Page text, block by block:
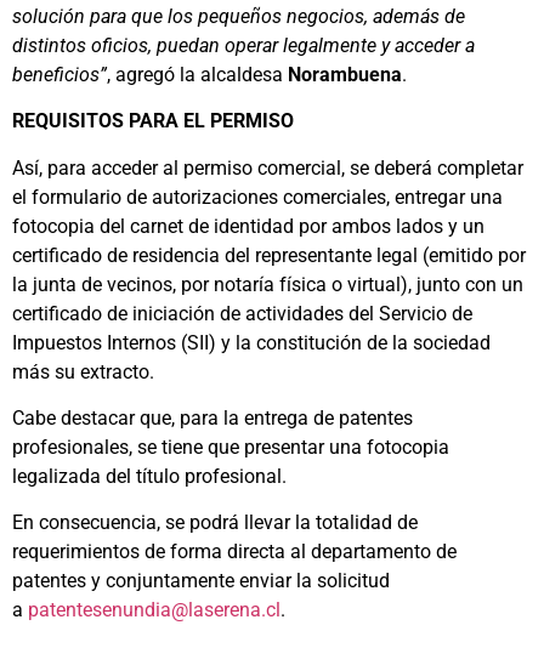
solución para que los pequeños negocios, además de
distintos oficios, puedan operar legalmente y acceder a
beneficios”, agregó la alcaldesa Norambuena.
REQUISITOS PARA EL PERMISO
Así, para acceder al permiso comercial, se deberá completar
el formulario de autorizaciones comerciales, entregar una
fotocopia del carnet de identidad por ambos lados y un
certificado de residencia del representante legal (emitido por
la junta de vecinos, por notaría física o virtual), junto con un
certificado de iniciación de actividades del Servicio de
Impuestos Internos (SII) y la constitución de la sociedad
más su extracto.
Cabe destacar que, para la entrega de patentes
profesionales, se tiene que presentar una fotocopia
legalizada del título profesional.
En consecuencia, se podrá llevar la totalidad de
requerimientos de forma directa al departamento de
patentes y conjuntamente enviar la solicitud
a patentesenundia@laserena.cl .